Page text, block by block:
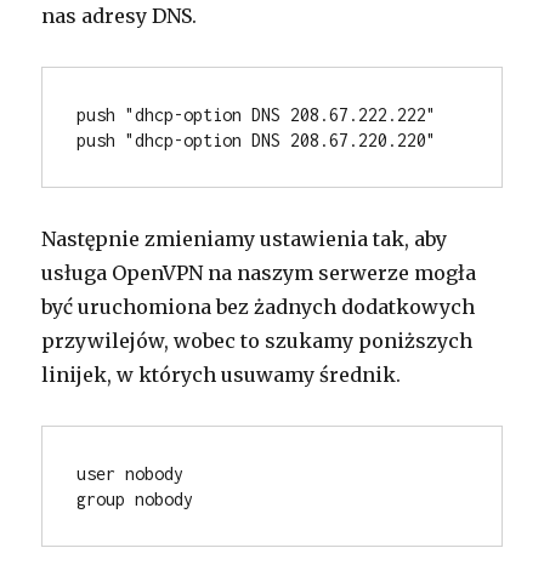
nas adresy DNS.
push "dhcp-option DNS 208.67.222.222"
push "dhcp-option DNS 208.67.220.220"
Następnie zmieniamy ustawienia tak, aby
usługa OpenVPN na naszym serwerze mogła
być uruchomiona bez żadnych dodatkowych
przywilejów, wobec to szukamy poniższych
linijek, w których usuwamy średnik.
user nobody
group nobody